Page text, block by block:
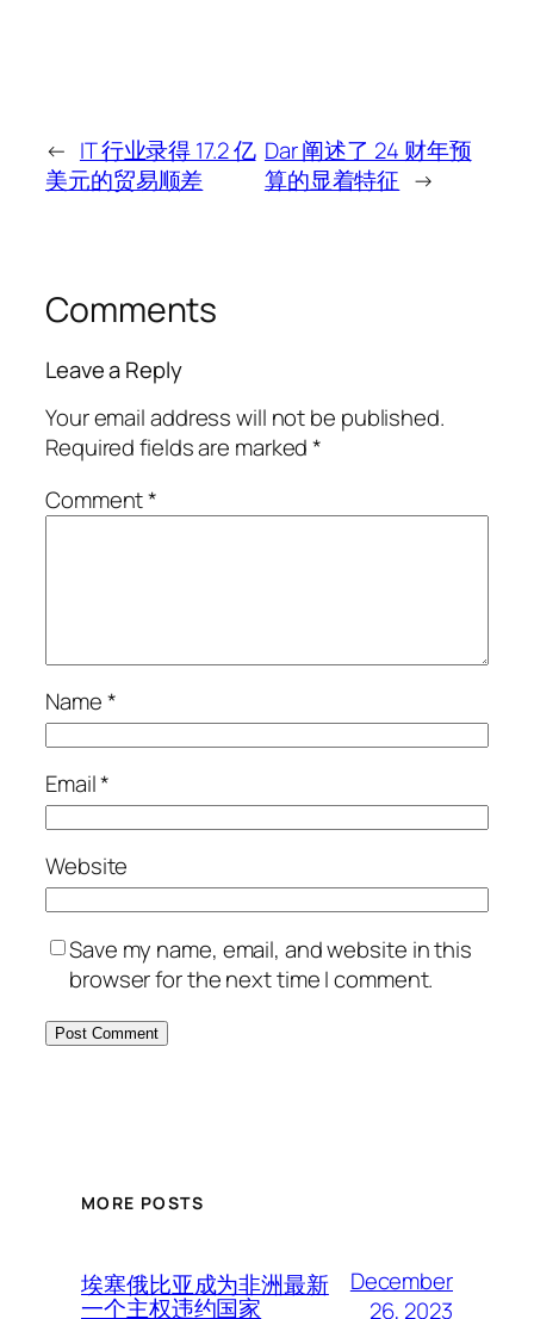
← IT 行业录得 17.2 亿
美元的贸易顺差
Dar 阐述了 24 财年预
算的显着特征 →
Comments
Leave a Reply
Your email address will not be published.
Required fields are marked*
Comment*
Name*
Email*
Website
Save my name, email, and website in this
browser for the next time I comment.
MORE POSTS
埃塞俄比亚成为非洲最新
一个主权违约国家
December
26, 2023